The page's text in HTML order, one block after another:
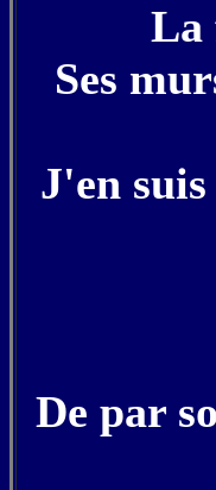
La
Ses
J'en
De par